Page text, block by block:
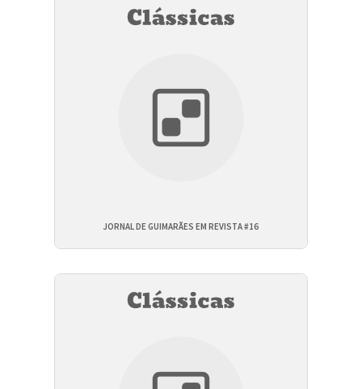
JORNAL DE GUIMARÃES EM REVISTA #16